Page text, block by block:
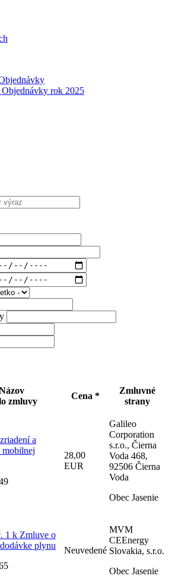
rok 2025
zmluvy
Cena *
Zmluvné
strany
a
mobilnej
28,00
EUR
Galileo
Corporation
s.r.o., Čierna
Voda 468,
92506 Čierna
Voda
Obec Jasenie
1 k Zmluve o
plynu
Neuvedené
MVM
CEEnergy
Slovakia, s.r.o.
Obec Jasenie